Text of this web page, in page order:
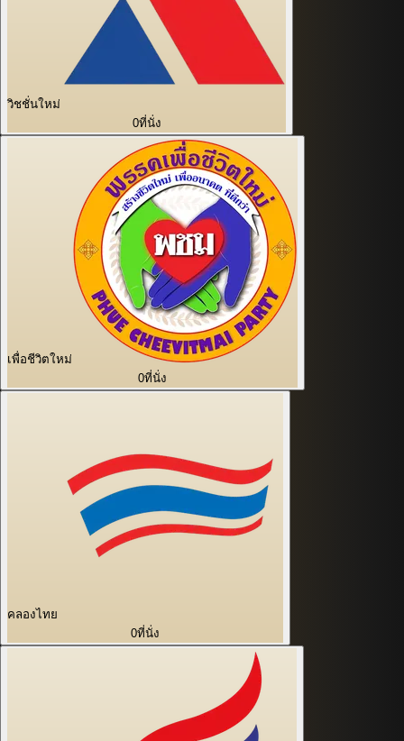
วิชชั่นใหม่
0ที่นั่ง
เพื่อชีวิตใหม่
0ที่นั่ง
คลองไทย
0ที่นั่ง